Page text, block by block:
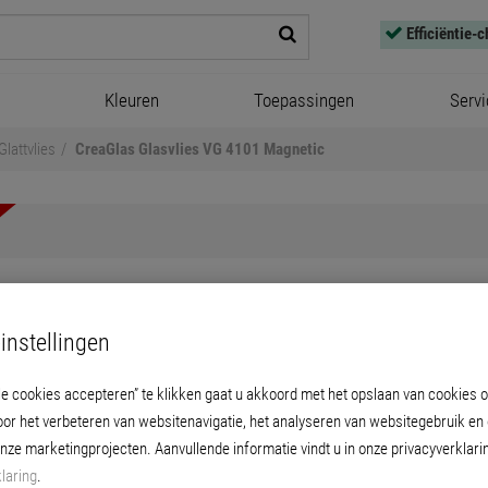
Efficiëntie-
Kleuren Toepassingen
Glattvlies CreaGlas Glasvlies VG 4101 Magnetic
Glasvlies VG 4101
met magnetische laag aan de
speciale appretuur aan de zichtbare zijde
cookies accepteren” te klikken gaat u akkoord met het opslaan van cookies
het verbeteren van websitenavigatie, het analyseren van websitegebruik en
marketingprojecten. Aanvullende informatie vindt u in onze
.